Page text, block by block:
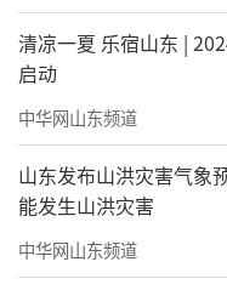
清凉一夏 乐宿山东 |
启动
中华网山东频道
山东发布山洪灾害气象
能发生山洪灾害
中华网山东频道